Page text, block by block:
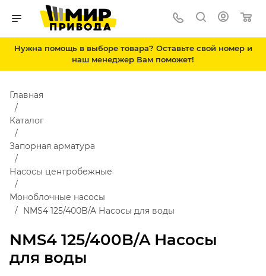
Нужна помощь в выборе товара? Оставьте свой номер и
наш менеджер Вам поможет!
NMS4 125/400B/A Насосы
для воды
Главная
Каталог
Запорная арматура
Насосы центробежные
Моноблочные насосы
NMS4 125/400B/A Насосы для воды